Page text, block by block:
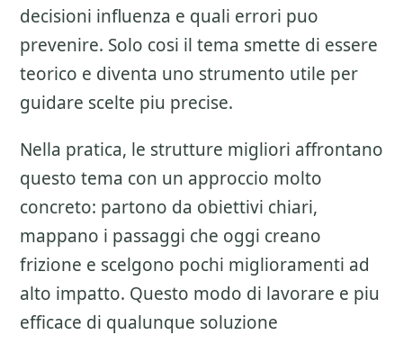
decisioni influenza e quali errori puo
prevenire. Solo cosi il tema smette di essere
teorico e diventa uno strumento utile per
guidare scelte piu precise.
Nella pratica, le strutture migliori affrontano
questo tema con un approccio molto
concreto: partono da obiettivi chiari,
mappano i passaggi che oggi creano
frizione e scelgono pochi miglioramenti ad
alto impatto. Questo modo di lavorare e piu
efficace di qualunque soluzione